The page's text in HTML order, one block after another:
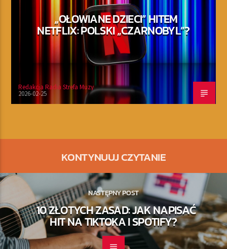
„OŁOWIANE DZIECI” HITEM
NETFLIX: POLSKI „CZARNOBYL”?
Redakcja Radia Strefa Muzy
2026-02-25
KONTYNUUJ CZYTANIE
NASTĘPNY POST
10 ZŁOTYCH ZASAD: JAK NAPISAĆ
HIT NA TIKTOKA I SPOTIFY?